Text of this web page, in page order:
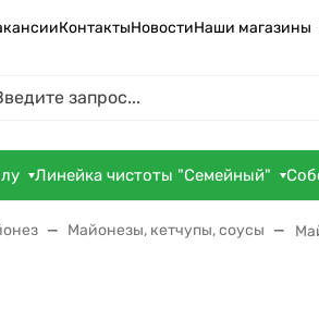
КонтактыНовостиНаши магазины
Линейка чистоты "Семейный"
Майонезы, кетчупы, соусы